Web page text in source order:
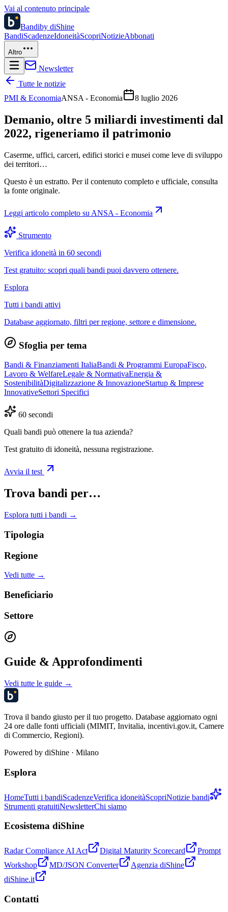
Vai al contenuto principale
Bandiby diShine
BandiScadenzeIdoneitàScopriNotizieAbbonati
Altro
Newsletter
Tutte le notizie
PMI & EconomiaANSA - Economia 8 luglio 2026
Demanio, oltre 5 miliardi investimenti dal
2022, rigeneriamo il patrimonio
Caserme, uffici, carceri, edifici storici e musei come leve di sviluppo
dei territori…
Questo è un estratto. Per il contenuto completo e ufficiale, consulta
la fonte originale.
Leggi articolo completo su ANSA - Economia
Strumento
Verifica idoneità in 60 secondi
Test gratuito: scopri quali bandi puoi davvero ottenere.
Esplora
Tutti i bandi attivi
Database aggiornato, filtri per regione, settore e dimensione.
Sfoglia per tema
Bandi & Finanziamenti ItaliaBandi & Programmi EuropaFisco,
Lavoro & WelfareLegale & NormativaEnergia &
SostenibilitàDigitalizzazione & InnovazioneStartup & Imprese
InnovativeSettori Specifici
60 secondi
Quali bandi può ottenere la tua azienda?
Test gratuito di idoneità, nessuna registrazione.
Avvia il test
Trova bandi per…
Esplora tutti i bandi →
Tipologia
Regione
Vedi tutte →
Beneficiario
Settore
Guide & Approfondimenti
Vedi tutte le guide →
Trova il bando giusto per il tuo progetto. Database aggiornato ogni
24 ore dalle fonti ufficiali (MIMIT, Invitalia, incentivi.gov.it, Camere
di Commercio, Regioni).
Powered by diShine · Milano
Esplora
HomeTutti i bandiScadenzeVerifica idoneitàScopriNotizie bandi
Strumenti gratuitiNewsletterChi siamo
Ecosistema diShine
Radar Compliance AI Act Digital Maturity Scorecard
Prompt
Workshop
MD/JSON Converter
Agenzia diShine
diShine.it
Contatti